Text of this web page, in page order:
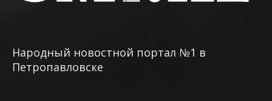
Народный новостной портал №1 в
Петропавловске